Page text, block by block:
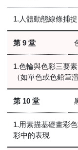
1.人體動態線條捕
第 9 堂
1.色輪與色彩三要
（如單色或色鉛筆渲
第 10 堂
1.用素描基礎畫彩
彩中的表現